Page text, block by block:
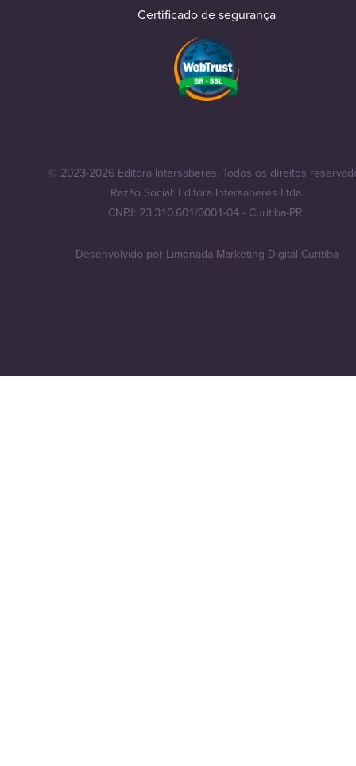
Certificado de segurança
© 2023-2026 Editora Intersaberes. Todos os direitos
Razão Social: Editora Intersaberes Ltda.
CNPJ: 23.310.601/0001-04 - Curitiba-PR.
Desenvolvido por Limonada Marketing Digital Curitiba